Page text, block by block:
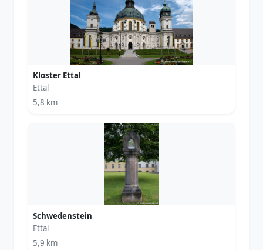
Kloster Ettal
Ettal
5,8 km
Schwedenstein
Ettal
5,9 km